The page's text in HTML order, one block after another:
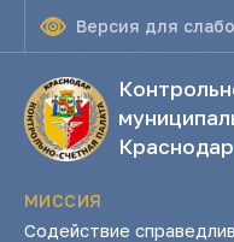
Версия для
Краснодар
МИССИЯ
Содействие